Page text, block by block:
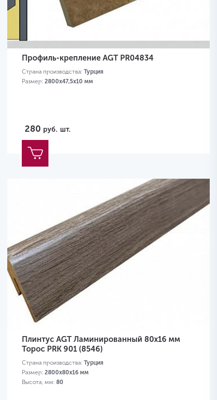
Профиль-крепление AGT PR04834
Страна производства: Турция
Размер: 2800х47,5х10 мм
280 руб. шт.
Плинтус AGT Ламинированный 80х16 мм
Торос PRK 901 (8546)
Страна производства: Турция
Размер: 2800х80х16 мм
Высота, мм: 80